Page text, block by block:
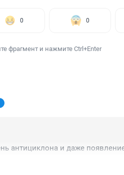
0 0
фрагмент и нажмите Ctrl+Enter
антициклона и даже